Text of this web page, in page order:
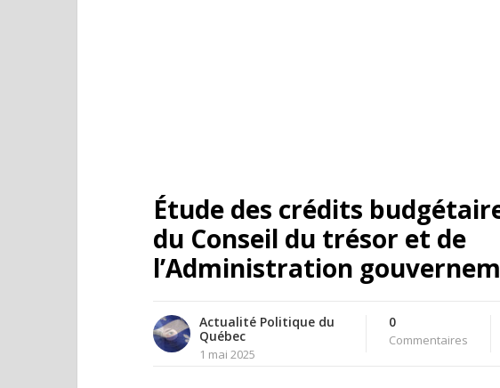
Étude des crédits
du Conseil du trésor et de
l’Administration
Actualité Politique du
Québec
1 mai 2025
0
Commentaires